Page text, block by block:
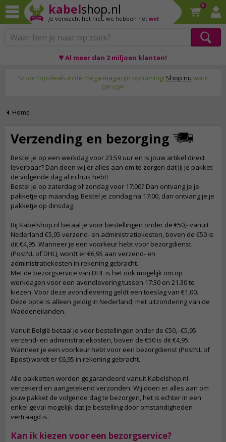
kabelshop.nl
Je verwacht het niet, we hebben het wel
0
♥ Al meer dan 2 miljoen klanten!
Scoor top deals in de mega magazijn opruiming! Shop nu want
OP=OP!
Home
Verzending en bezorging
Bestel je op een werkdag voor 23:59 uur en is jouw artikel direct
leverbaar? Dan doen wij er alles aan om te zorgen dat jij je pakket
de volgende dag al in huis hebt!
Bestel je op zaterdag of zondag voor 17:00? Dan ontvang je je
pakketje op maandag. Bestel je zondag na 17:00, dan ontvang je je
pakketje op dinsdag.
Bij Kabelshop.nl betaal je voor bestellingen onder de €50,- vanuit
Nederland €5,95 verzend- en administratiekosten, boven de €50 is
dit €4,95. Wanneer je een voorkeur hebt voor bezorgdienst
(PostNL of DHL), wordt er €6,95 aan verzend- en
administratiekosten in rekening gebracht.
Met de bezorgservice van DHL is het ook mogelijk om op
werkdagen voor een avondlevering tussen 17:30 en 21.30 te
kiezen. Voor deze avondlevering geldt een toeslag van €1,00.
Deze optie is alleen geldig in Nederland, met uitzondering van de
Waddeneilanden.
Vanuit België betaal je voor bestellingen onder de €50,- €5,95
verzend- en administratiekosten, boven de €50 is dit €4,95.
Wanneer je een voorkeur hebt voor een bezorgdienst (PostNL of
Bpost) wordt er €6,95 in rekening gebracht.
Alle pakketten worden gegarandeerd vanuit Kabelshop.nl
verzekerd en aangetekend verzonden. Wij doen er alles aan om
jouw pakket de volgende dag te bezorgen, het is echter in een
enkel geval mogelijk dat je bestelling door omstandigheden
vertraagd is.
Kan ik kiezen voor een bezorgservice?